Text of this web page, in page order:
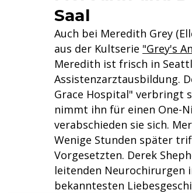
Saal
Auch bei Meredith Grey
aus der Kultserie "Grey's
Meredith ist frisch in
Assistenzarztausbildung.
Grace Hospital" verbringt
nimmt ihn für einen One-
verabschieden sie sich.
Wenige Stunden später
Vorgesetzten. Derek
leitenden Neurochirurgen
bekanntesten